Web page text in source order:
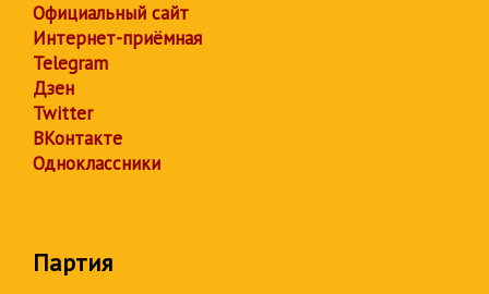
Официальный сайт
Интернет-приёмная
Telegram
Дзен
Twitter
ВКонтакте
Одноклассники
Партия